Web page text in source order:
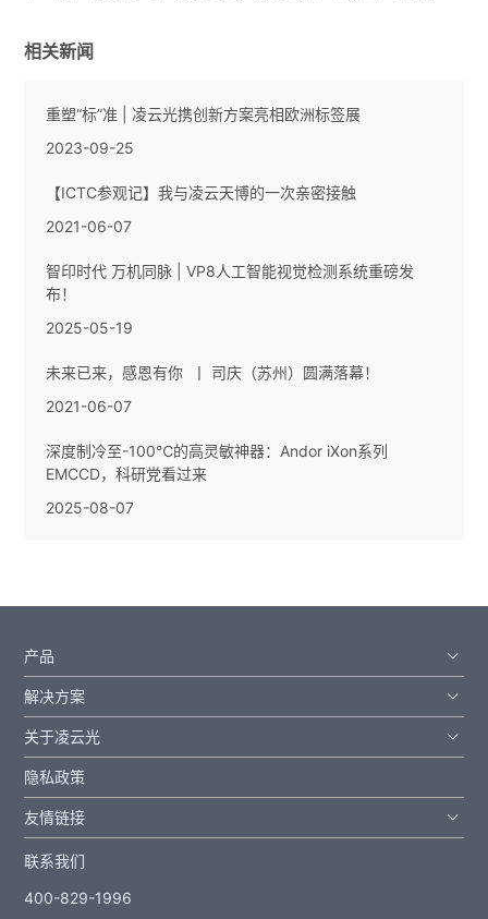
相关新闻
重塑“标”准 | 凌云光携创新方案亮相欧洲标签展
2023-09-25
【ICTC参观记】我与凌云天博的一次亲密接触
2021-06-07
智印时代 万机同脉 | VP8人工智能视觉检测系统重磅发
布！
2025-05-19
未来已来，感恩有你 丨 司庆（苏州）圆满落幕！
2021-06-07
深度制冷至-100℃的高灵敏神器：Andor iXon系列
EMCCD，科研党看过来
2025-08-07
产品
解决方案
关于凌云光
隐私政策
友情链接
联系我们
400-829-1996